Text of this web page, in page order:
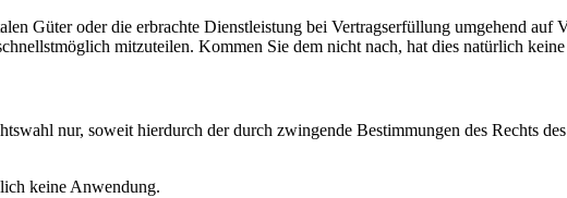
Güter oder die erbrachte Dienstleistung bei Vertragserfüllung umgehend
mitzuteilen. Kommen Sie dem nicht nach, hat dies natürlich
nur, soweit hierdurch der durch zwingende Bestimmungen des Rechts
keine Anwendung.